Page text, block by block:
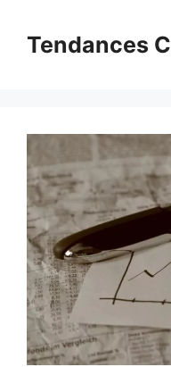
contenuTendances